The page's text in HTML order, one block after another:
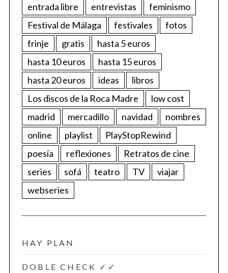
entrada libre
entrevistas
feminismo
Festival de Málaga
festivales
fotos
frinje
gratis
hasta 5 euros
hasta 10 euros
hasta 15 euros
hasta 20 euros
ideas
libros
Los discos de la Roca Madre
low cost
madrid
mercadillo navidad
nombres
online
playlist
PlayStopRewind
poesía
reflexiones
Retratos de cine
series
sofá teatro TV
viajar
webseries
HAY PLAN
DOBLE CHECK ✓✓